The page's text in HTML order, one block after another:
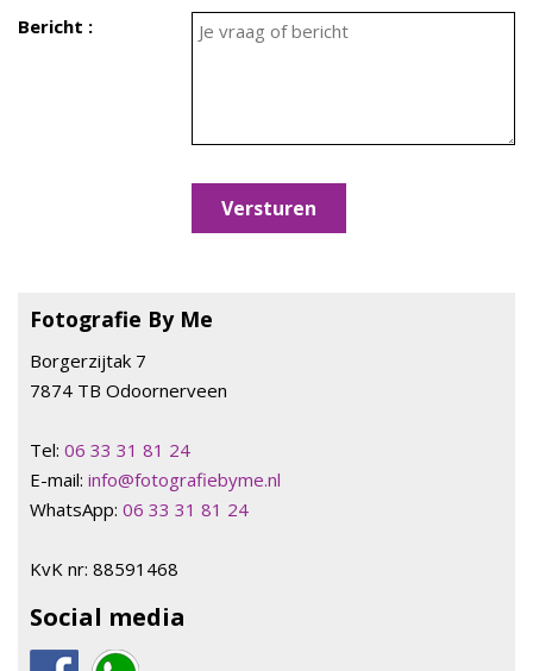
Bericht :
Fotografie By Me
Borgerzijtak 7
7874 TB Odoornerveen
Tel: 06 33 31 81 24
E-mail: info@fotografiebyme.nl
WhatsApp: 06 33 31 81 24
KvK nr: 88591468
Social media